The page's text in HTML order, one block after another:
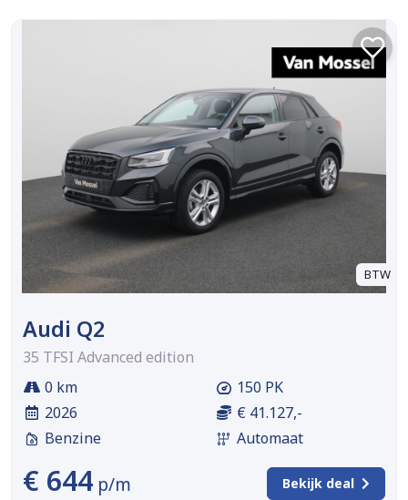
BTW
Audi Q2
35 TFSI Advanced edition
0 km
2026
Benzine
150 PK
€ 41.127,-
Automaat
€ 644 p/m Bekijk deal